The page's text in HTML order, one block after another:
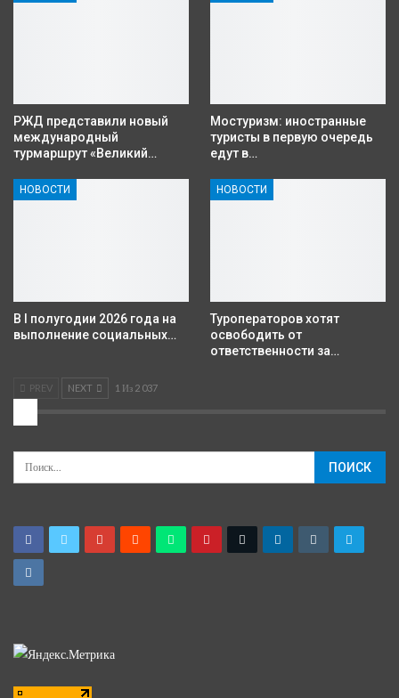
РЖД представили новый
международный
турмаршрут «Великий…
Мостуризм: иностранные
туристы в первую очередь
едут в…
НОВОСТИ
В I полугодии 2026 года на
выполнение социальных…
НОВОСТИ
Туроператоров хотят
освободить от
ответственности за…
PREV NEXT 1 Из 2 037